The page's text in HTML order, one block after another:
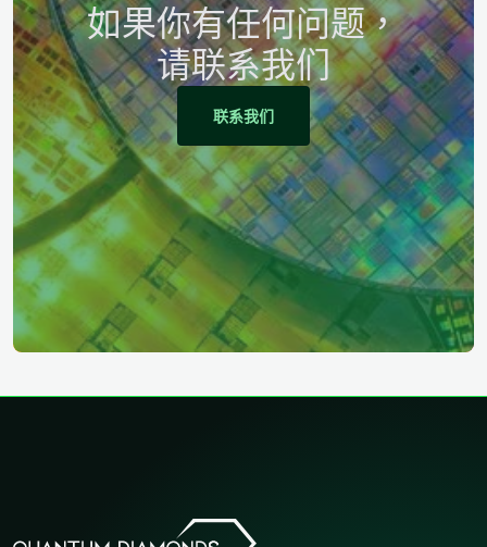
如果你有任何问题，
请联系我们
联系我们